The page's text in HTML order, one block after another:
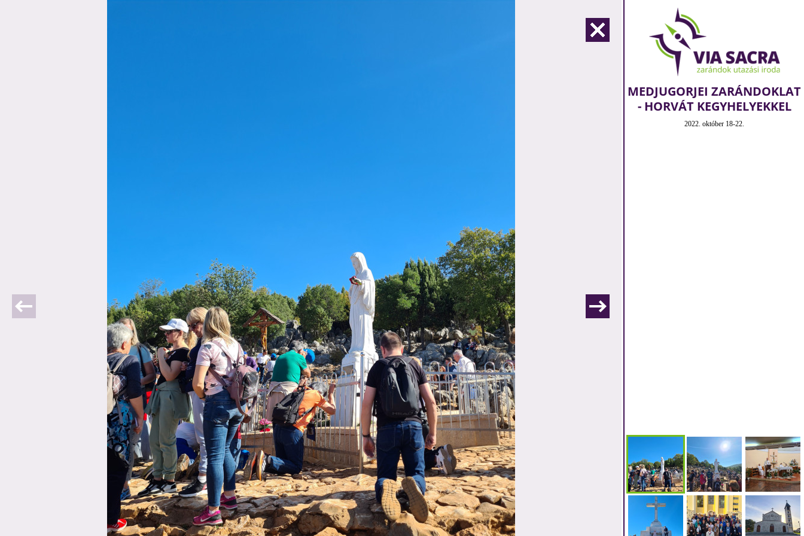
MEDJUGORJEI ZARÁNDOKLAT
- HORVÁT KEGYHELYEKKEL
2022. október 18-22.